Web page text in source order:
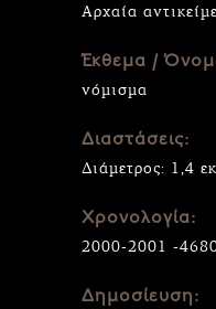
Αρχαία
Έκθεμα /
νόμισμα
Διαστάσεις:
Διάμετρος: 1,4
Χρονολογία:
2000-2001 -
Δημοσίευση: